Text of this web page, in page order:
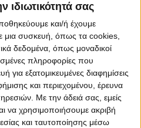
ιδιωτικότητά σας
και/ή έχουμε
μια συσκευή, όπως τα cookies,
δεδομένα, όπως μοναδικοί
πληροφορίες που
για εξατομικευμένες διαφημίσεις
και περιεχομένου, έρευνα
Με την άδειά σας, εμείς
να χρησιμοποιήσουμε ακριβή
και ταυτοποίησης μέσω
Terms & Conditions
Privacy Policy
colors&Fotis Alexandrou